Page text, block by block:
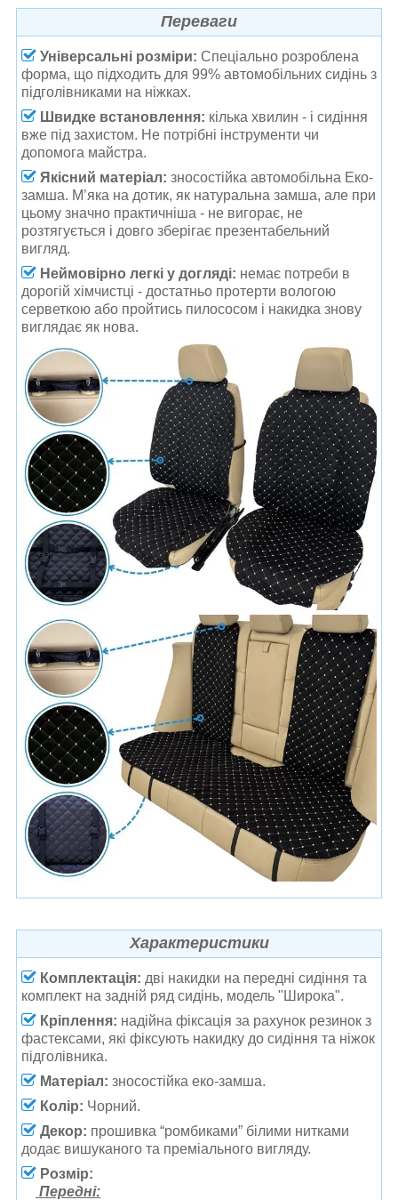
Переваги
Універсальні розміри: Спеціально розроблена
форма, що підходить для 99% автомобільних сидінь з
підголівниками на ніжках.
Швидке встановлення: кілька хвилин - і сидіння
вже під захистом. Не потрібні інструменти чи
допомога майстра.
Якісний матеріал: зносостійка автомобільна Еко-
замша. М’яка на дотик, як натуральна замша, але при
цьому значно практичніша - не вигорає, не
розтягується і довго зберігає презентабельний
вигляд.
Неймовірно легкі у догляді: немає потреби в
дорогій хімчистці - достатньо протерти вологою
серветкою або пройтись пилососом і накидка знову
виглядає як нова.
Характеристики
Комплектація: дві накидки на передні сидіння та
комплект на задній ряд сидінь, модель "Широка".
Кріплення: надійна фіксація за рахунок резинок з
фастексами, які фіксують накидку до сидіння та ніжок
підголівника.
Матеріал: зносостійка еко-замша.
Колір: Чорний.
Декор: прошивка “ромбиками” білими нитками
додає вишуканого та преміального вигляду.
Розмір:
Передні: